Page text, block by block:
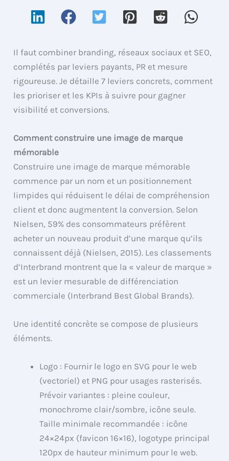
Il faut combiner branding, réseaux sociaux et SEO,
complétés par leviers payants, PR et mesure
rigoureuse. Je détaille 7 leviers concrets, comment
les prioriser et les KPIs à suivre pour gagner
visibilité et conversions.
Comment construire une image de marque
mémorable
Construire une image de marque mémorable
commence par un nom et un positionnement
limpides qui réduisent le délai de compréhension
client et donc augmentent la conversion. Selon
Nielsen, 59% des consommateurs préfèrent
acheter un nouveau produit d’une marque qu’ils
connaissent déjà (Nielsen, 2015). Les classements
d’Interbrand montrent que la « valeur de marque »
est un levier mesurable de différenciation
commerciale (Interbrand Best Global Brands).
Une identité concrète se compose de plusieurs
éléments.
Logo : Fournir le logo en SVG pour le web
(vectoriel) et PNG pour usages rasterisés.
Prévoir variantes : pleine couleur,
monochrome clair/sombre, icône seule.
Taille minimale recommandée : icône
24×24px (favicon 16×16), logotype principal
120px de hauteur minimum pour le web.